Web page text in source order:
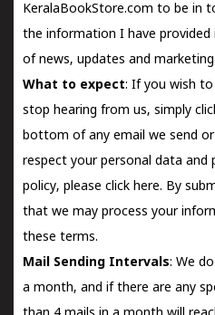
KeralaBookStore.com to be in
the information I have
of news, updates and marketing.
What to expect: If you wish
stop hearing from us, simply
bottom of any email we send or
respect your personal data and
policy, please click here. By
that we may process your
these terms.
Mail Sending Intervals: We
a month, and if there are any